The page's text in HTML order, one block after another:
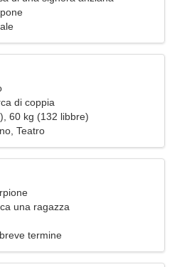
di coppia
60 kg (132 libbre)
Teatro
una ragazza
termine